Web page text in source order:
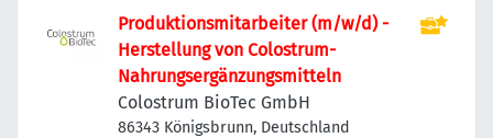
Produktionsmitarbeiter (m/w/d) -
Herstellung von Colostrum-
Nahrungsergänzungsmitteln
Colostrum BioTec GmbH
86343 Königsbrunn, Deutschland